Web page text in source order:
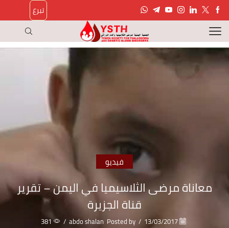
تبرع
فيديو
معاناة مرضى الثلاسيميا في اليمن – تقرير
قناة الجزيرة
/
Posted by
abdo shalan
/
381